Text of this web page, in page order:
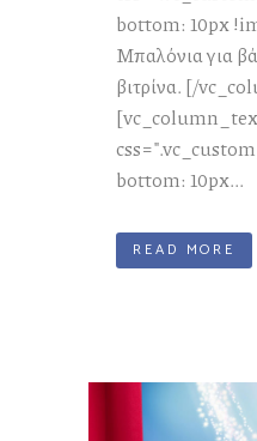
bottom: 10px
Μπαλόνια για
βιτρίνα. [/
bottom: 10px...
READ MORE